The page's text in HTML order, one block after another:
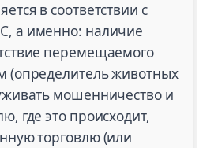
в соответствии с
а именно: наличие
перемещаемого
(определитель животных
мошенничество и
где это происходит,
торговлю (или